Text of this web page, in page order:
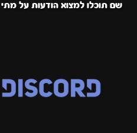
שם תוכלו למצוא הודעות על מתי